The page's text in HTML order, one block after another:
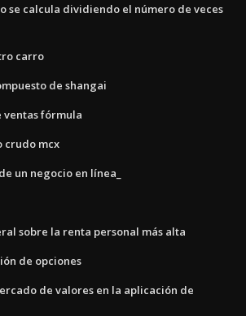
se calcula dividiendo el número de veces
carro
de shangai
ventas fórmula
crudo mcx
un negocio en línea_
sobre la renta personal más alta
de opciones
de valores en la aplicación de